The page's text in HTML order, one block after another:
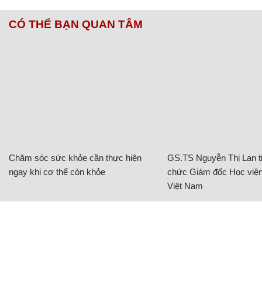
CÓ THỂ BẠN QUAN TÂM
Chăm sóc sức khỏe cần thực hiện
ngay khi cơ thể còn khỏe
GS.TS Nguyễn Thị Lan
chức Giám đốc Học
Việt Nam